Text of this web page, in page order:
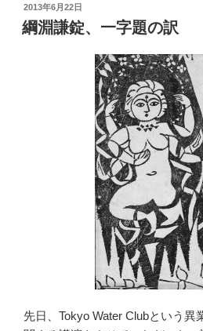
投
稿
日:
2013年6月22日
綱淵謙錠、一字題の訳
先日、Tokyo Water Clubという異